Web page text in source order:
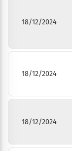
18/12/2024
18/12/2024
18/12/2024